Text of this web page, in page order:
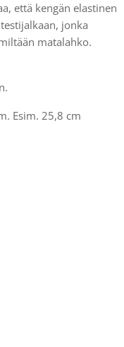
että kengän elastinen
jonka
matalahko.
Esim. 25,8 cm